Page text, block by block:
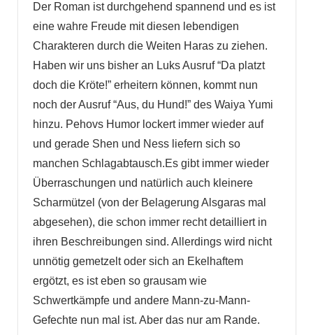
Der Roman ist durchgehend spannend und es ist
eine wahre Freude mit diesen lebendigen
Charakteren durch die Weiten Haras zu ziehen.
Haben wir uns bisher an Luks Ausruf “Da platzt
doch die Kröte!” erheitern können, kommt nun
noch der Ausruf “Aus, du Hund!” des Waiya Yumi
hinzu. Pehovs Humor lockert immer wieder auf
und gerade Shen und Ness liefern sich so
manchen Schlagabtausch.Es gibt immer wieder
Überraschungen und natürlich auch kleinere
Scharmützel (von der Belagerung Alsgaras mal
abgesehen), die schon immer recht detailliert in
ihren Beschreibungen sind. Allerdings wird nicht
unnötig gemetzelt oder sich an Ekelhaftem
ergötzt, es ist eben so grausam wie
Schwertkämpfe und andere Mann-zu-Mann-
Gefechte nun mal ist. Aber das nur am Rande.